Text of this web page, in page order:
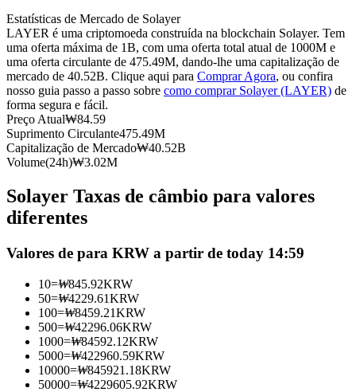
Copiar Trading
Junte-se aos principais traders
Torne-se um Trader de Cópias
Desfrute da partilha de lucros e comissões de copy trading
Estatísticas de Mercado de Solayer
LAYER é uma criptomoeda construída na blockchain Solayer. Tem
uma oferta máxima de 1B, com uma oferta total atual de 1000M e
uma oferta circulante de 475.49M, dando-lhe uma capitalização de
mercado de 40.52B. Clique aqui para Comprar Agora, ou confira
nosso guia passo a passo sobre como comprar Solayer (LAYER) de
forma segura e fácil.
Preço Atual₩84.59
Suprimento Circulante475.49M
Capitalização de Mercado₩40.52B
Volume(24h)₩3.02M
Solayer Taxas de câmbio para valores
diferentes
Valores de para KRW a partir de today 14:59
10=₩845.92KRW
50=₩4229.61KRW
100=₩8459.21KRW
500=₩42296.06KRW
1000=₩84592.12KRW
5000=₩422960.59KRW
10000=₩845921.18KRW
50000=₩4229605.92KRW